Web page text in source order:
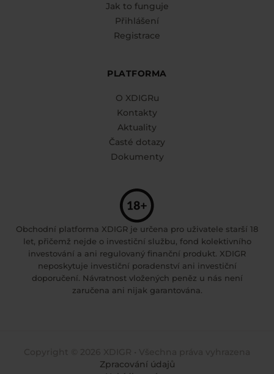
Jak to funguje
Přihlášení
Registrace
PLATFORMA
O XDIGRu
Kontakty
Aktuality
Časté dotazy
Dokumenty
Obchodní platforma XDIGR je určena pro uživatele starší 18
let, přičemž nejde o investiční službu, fond kolektivního
investování a ani regulovaný finanční produkt. XDIGR
neposkytuje investiční poradenství ani investiční
doporučení. Návratnost vložených peněz u nás není
zaručena ani nijak garantována.
Zpracování údajů